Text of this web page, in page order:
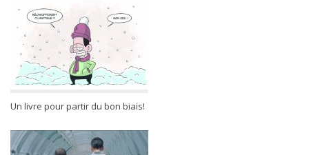
Un livre pour partir du bon biais!